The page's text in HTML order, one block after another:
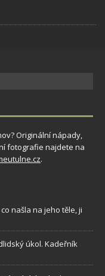
Originální nápady,
fotografie najdete na
.
našla na jeho těle, ji
úkol. Kadeřník